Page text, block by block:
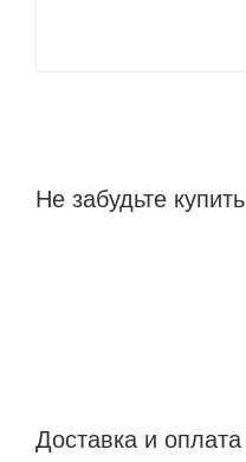
Не забудьте
Доставка и оплата